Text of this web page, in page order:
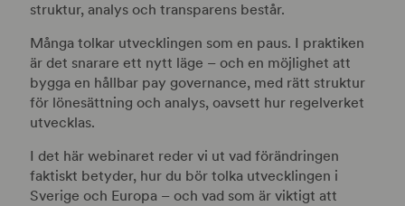
struktur, analys och transparens består.
Många tolkar utvecklingen som en paus. I praktiken
är det snarare ett nytt läge – och en möjlighet att
bygga en hållbar pay governance, med rätt struktur
för lönesättning och analys, oavsett hur regelverket
utvecklas.
I det här webinaret reder vi ut vad förändringen
faktiskt betyder, hur du bör tolka utvecklingen i
Sverige och Europa – och vad som är viktigt att